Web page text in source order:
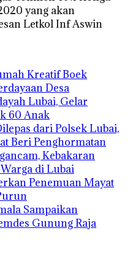
yang akan
Letkol Inf Aswin
Kreatif Boek
Desa
Lubai, Gelar
60 Anak
dari Polsek Lubai,
Beri Penghormatan
Kebakaran
di Lubai
Penemuan Mayat
Sampaikan
Gunung Raja